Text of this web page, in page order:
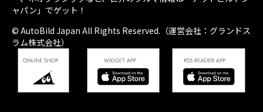
ャパン」でゲット！
© AutoBild Japan All Rights Reserved.（運営会社：グランドス
ラム株式会社）